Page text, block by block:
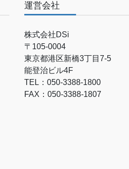
運営会社
株式会社DSi
〒105-0004
東京都港区新橋3丁目7-5
能登治ビル4F
TEL：050-3388-1800
FAX：050-3388-1807